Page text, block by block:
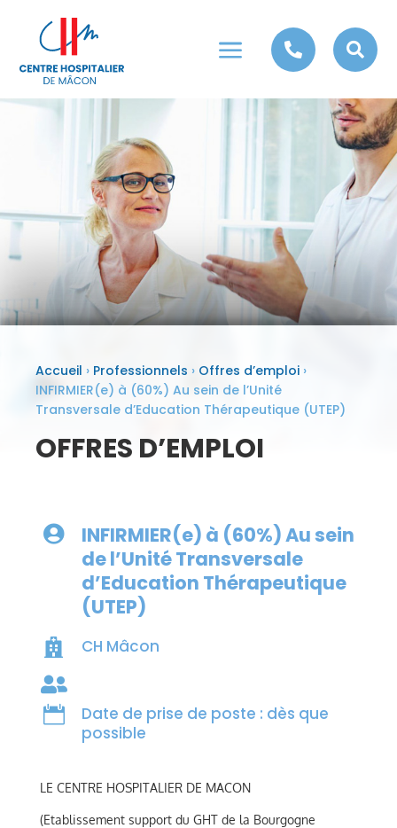
a  
Accueil › Professionnels › Offres d’emploi ›
INFIRMIER(e) à (60%) Au sein de l’Unité
Transversale d’Education Thérapeutique (UTEP)
OFFRES D’EMPLOI

INFIRMIER(e) à (60%) Au sein
de l’Unité Transversale
d’Education Thérapeutique
(UTEP)

CH Mâcon


Date de prise de poste : dès que
possible
LE CENTRE HOSPITALIER DE MACON
(Etablissement support du GHT de la Bourgogne